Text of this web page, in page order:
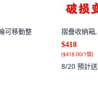
可移動整
摺疊收納箱
$418
($418.00/1個)
8/20 預計